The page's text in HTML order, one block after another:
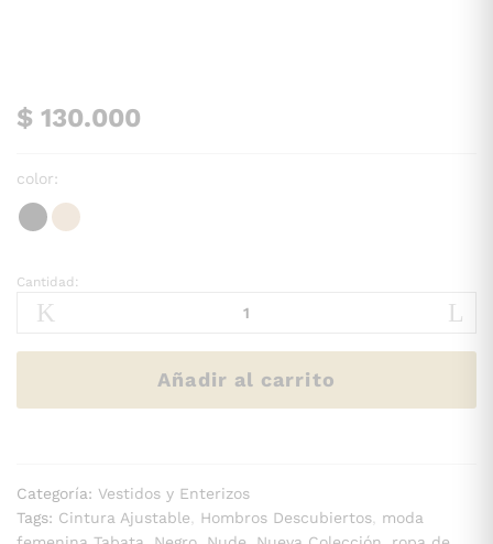
$ 130.000
color:
VESTIDO
LENNA
Cantidad:
Añadir al carrito
Categoría: Vestidos y Enterizos
Tags: Cintura Ajustable Hombros Descubiertos
moda